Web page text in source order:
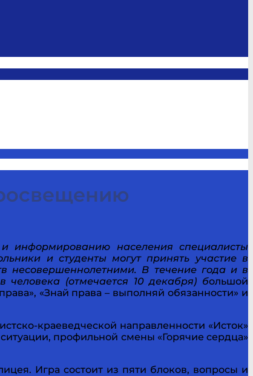
информированию населения специалисты
и студенты могут принять участие в
несовершеннолетними. В течение года и в
(отмечается 10 декабря) большой
«Знай права – выполняй обязанности» и
краеведческой направленности «Исток»
профильной смены «Горячие сердца»
Игра состоит из пяти блоков, вопросы и